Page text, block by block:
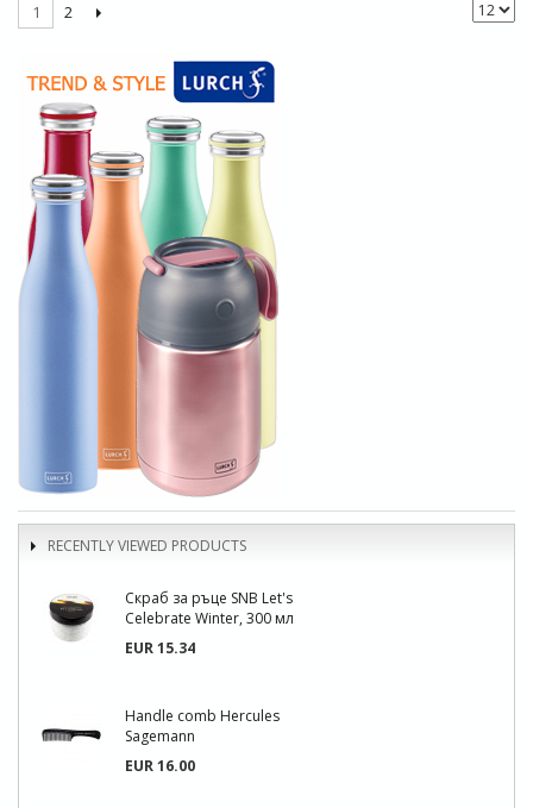
1 2
RECENTLY VIEWED PRODUCTS
Скраб за ръце SNB Let's
Celebrate Winter, 300 мл
EUR 15.34
Handle comb Hercules
Sagemann
EUR 16.00